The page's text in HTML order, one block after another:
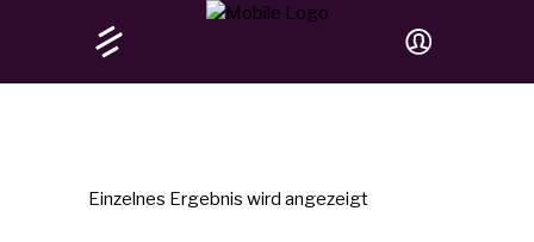
Einzelnes Ergebnis wird angezeigt